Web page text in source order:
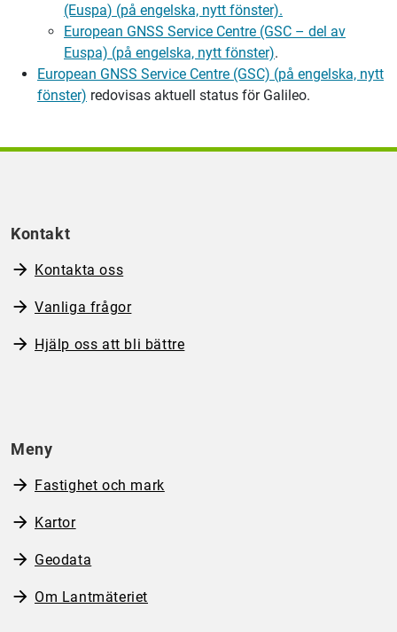
(Euspa) (på engelska, nytt fönster).
European GNSS Service Centre (GSC – del av
Euspa) (på engelska, nytt fönster).
European GNSS Service Centre (GSC) (på engelska, nytt
fönster) redovisas aktuell status för Galileo.
Kontakt
Kontakta oss
Vanliga frågor
Hjälp oss att bli bättre
Meny
Fastighet och mark
Kartor
Geodata
Om Lantmäteriet